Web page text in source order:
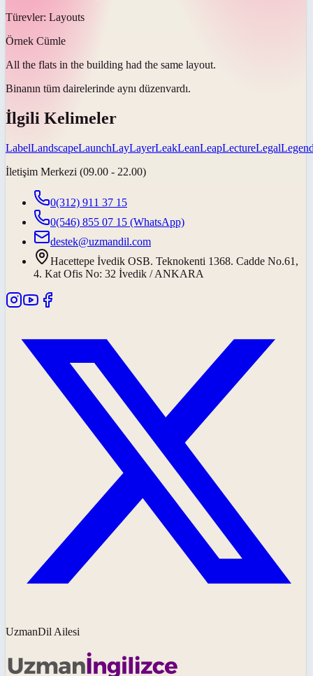
Türevler: Layouts
Örnek Cümle
All the flats in the building had the same layout.
Binanın tüm dairelerinde aynı düzenvardı.
İlgili Kelimeler
LabelLandscapeLaunchLayLayerLeakLeanLeapLectureLegal
İletişim Merkezi (09.00 - 22.00)
0(312) 911 37 15
0(546) 855 07 15 (WhatsApp)
destek@uzmandil.com
Hacettepe İvedik OSB. Teknokenti 1368. Cadde No.61,
4. Kat Ofis No: 32 İvedik / ANKARA
UzmanDil Ailesi